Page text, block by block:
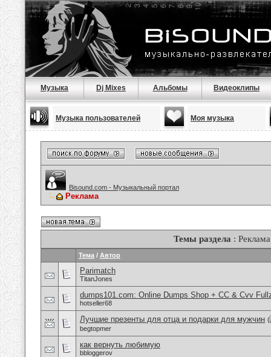
Музыка Dj Mixes Альбомы Видеоклипы
Музыка пользователей Моя музыка
Bisound.com - Музыкальный портал
Реклама
Темы раздела : Реклама
Тема / Автор
Parimatch
TitanJones
dumps101.com: Online Dumps Shop + CC & Cvv
hotseller68
Лучшие презенты для отца и подарки для мужчин (
begtopmer
как вернуть любимую
bbloggerov